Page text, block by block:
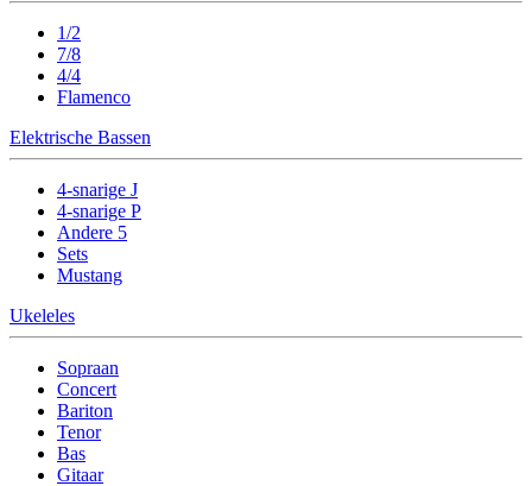
1/2
7/8
4/4
Flamenco
Elektrische Bassen
4-snarige J
4-snarige P
Andere 5
Sets
Mustang
Ukeleles
Sopraan
Concert
Bariton
Tenor
Bas
Gitaar